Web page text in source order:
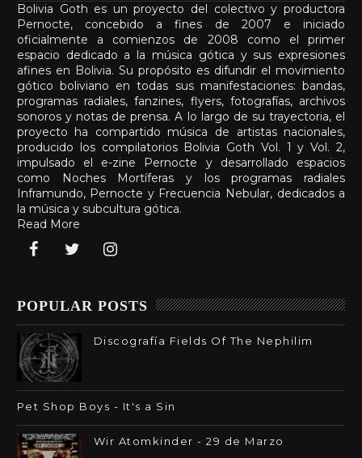
Bolivia Goth es un proyecto del colectivo y productora
Pernocte, concebido a fines de 2007 e iniciado
oficialmente a comienzos de 2008 como el primer
espacio dedicado a la música gótica y sus expresiones
afines en Bolivia. Su propósito es difundir el movimiento
gótico boliviano en todas sus manifestaciones: bandas,
programas radiales, fanzines, flyers, fotografías, archivos
sonoros y notas de prensa. A lo largo de su trayectoria, el
proyecto ha compartido música de artistas nacionales,
producido los compilatorios Bolivia Goth Vol. 1 y Vol. 2,
impulsado el e-zine Pernocte y desarrollado espacios
como Noches Mortíferas y los programas radiales
Inframundo, Pernocte y Frecuencia Nebular, dedicados a
la música y subcultura gótica.
Read More
POPULAR POSTS
Discografía Fields Of The Nephilim
Pet Shop Boys - It's a Sin
Wir Atomkinder - 29 de Marzo